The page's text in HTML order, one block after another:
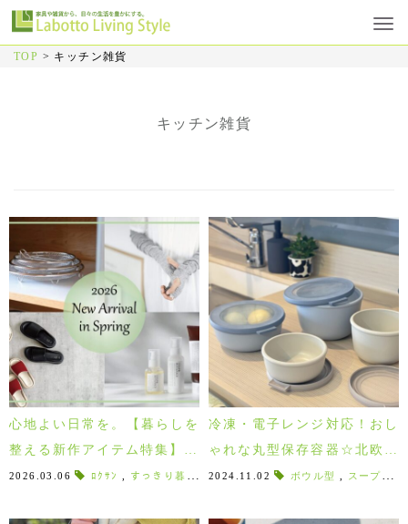
TOP > キッチン雑貨
キッチン雑貨
心地よい日常を。【暮らしを
整える新作アイテム特集】20
26年
2026.03.06 ﾛｸｻﾝ すっきり暮らすシリーズ ,盆ざる , ステンレスのざる
冷凍・電子レンジ対応！おし
ゃれな丸型保存容器☆北欧生
まれ”ロスティメパル”のサー
2024.11.02 ボウル型 スープが入る